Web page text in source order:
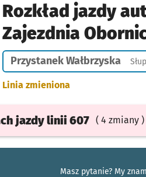
Rozkład jazdy
Zajezdnia
Przystanek Wałbrzyska
Linia zmieniona
jazdylinii 607 ( 4 zmiany )
Masz pytanie? My